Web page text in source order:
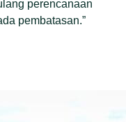
perencanaan
pembatasan.”